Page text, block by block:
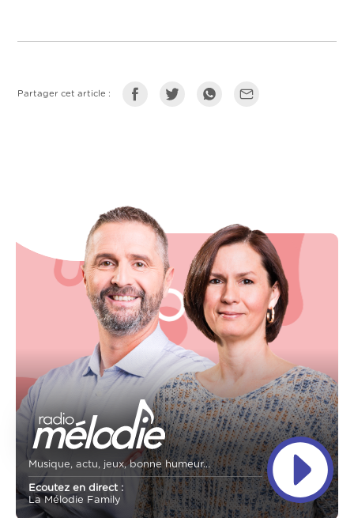
Partager cet article :
Musique, actu, jeux, bonne humeur...
Ecoutez en direct :
La Mélodie Family